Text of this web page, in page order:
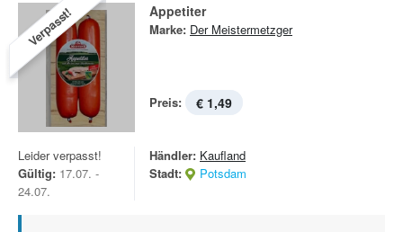
Verpasst! Appetiter
Marke: Der Meistermetzger
Preis: € 1,49
Leider verpasst!
Gültig: 17.07. -
24.07.
Händler: Kaufland
Stadt:
Potsdam